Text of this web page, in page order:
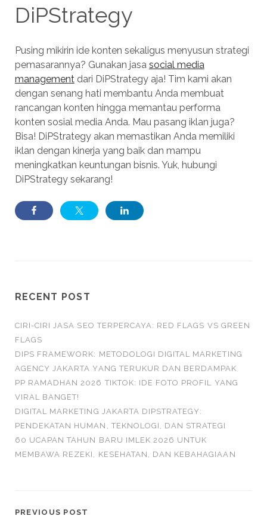
DiPStrategy
Pusing mikirin ide konten sekaligus menyusun strategi
pemasarannya? Gunakan jasa social media
managementdari DiPStrategy aja! Tim kami akan
dengan senang hati membantu Anda membuat
rancangan konten hingga memantau performa
konten sosial media Anda. Mau pasang iklan juga?
Bisa! DiPStrategy akan memastikan Anda memiliki
iklan dengan kinerja yang baik dan mampu
meningkatkan keuntungan bisnis. Yuk, hubungi
DiPStrategy sekarang!
RECENT POST
CIRI-CIRI JASA SEO TERPERCAYA: RED FLAGS VS GREEN
FLAGS
DIPS FRAMEWORK: METODOLOGI DIGITAL MARKETING
AGENCY JAKARTA YANG TERUKUR DAN BERDAMPAK
PP RAMADHAN 2026 TIKTOK: IDE FOTO PROFIL YANG
VIRAL BANGET!
DIGITAL MARKETING JAKARTA DIPSTRATEGY:
PENDEKATAN HUMAN, TEKNOLOGI, DAN STRATEGI
60 UCAPAN TAHUN BARU IMLEK 2026 UNTUK
MEMBAWA REZEKI, KESEHATAN, DAN KEBAHAGIAAN
PREVIOUS POST